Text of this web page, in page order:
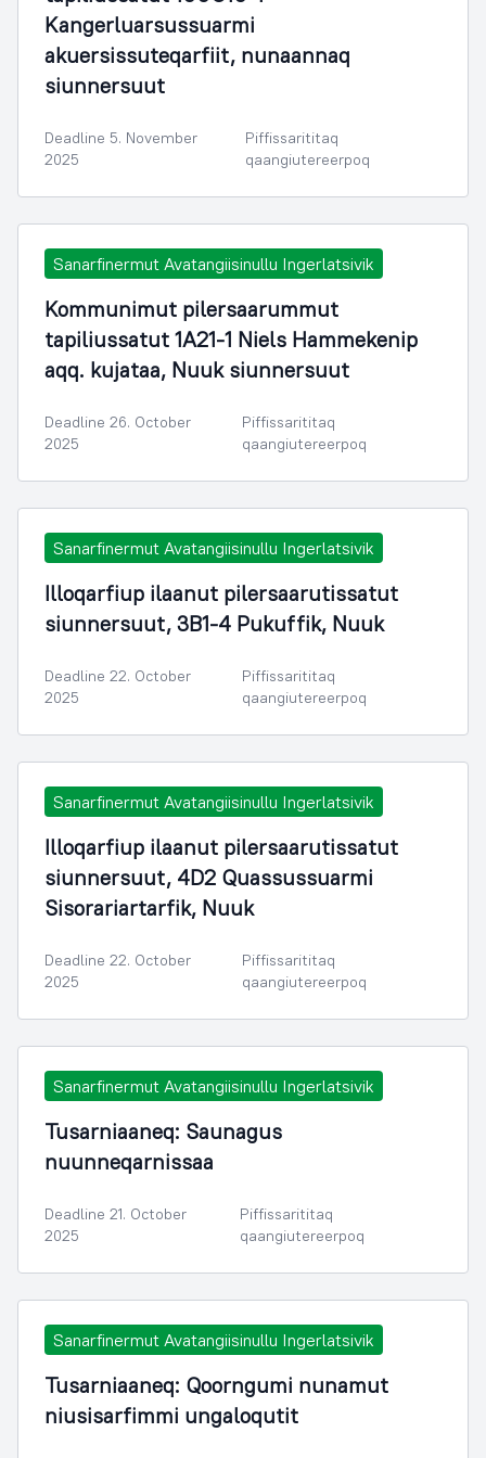
Kangerluarsussuarmi
akuersissuteqarfiit, nunaannaq
siunnersuut
Deadline 5. November
2025
Piffissarititaq
qaangiutereerpoq
Sanarfinermut Avatangiisinullu Ingerlatsivik
Kommunimut pilersaarummut
tapiliussatut 1A21-1 Niels Hammekenip
aqq. kujataa, Nuuk siunnersuut
Deadline 26. October
2025
Piffissarititaq
qaangiutereerpoq
Sanarfinermut Avatangiisinullu Ingerlatsivik
Illoqarfiup ilaanut pilersaarutissatut
siunnersuut, 3B1-4 Pukuffik, Nuuk
Deadline 22. October
2025
Piffissarititaq
qaangiutereerpoq
Sanarfinermut Avatangiisinullu Ingerlatsivik
Illoqarfiup ilaanut pilersaarutissatut
siunnersuut, 4D2 Quassussuarmi
Sisorariartarfik, Nuuk
Deadline 22. October
2025
Piffissarititaq
qaangiutereerpoq
Sanarfinermut Avatangiisinullu Ingerlatsivik
Tusarniaaneq: Saunagus
nuunneqarnissaa
Deadline 21. October
2025
Piffissarititaq
qaangiutereerpoq
Sanarfinermut Avatangiisinullu Ingerlatsivik
Tusarniaaneq: Qoorngumi nunamut
niusisarfimmi ungaloqutit